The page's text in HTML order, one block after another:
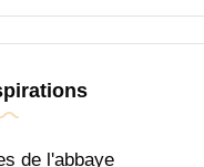
de l'abbaye